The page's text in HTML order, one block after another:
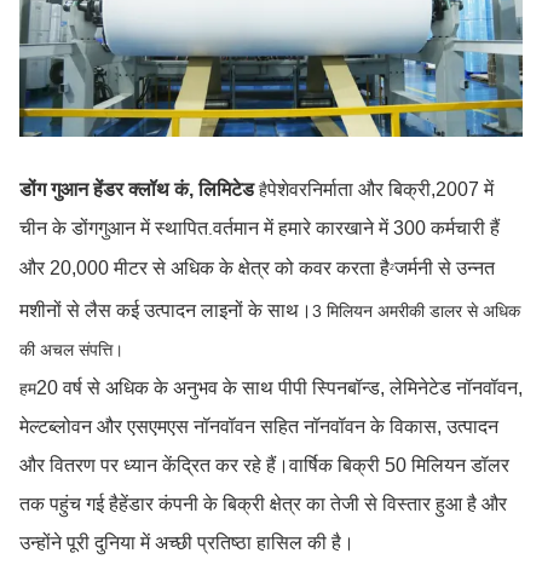
डोंग गुआन हेंडर क्लॉथ कं, लिमिटेड हैपेशेवरनिर्माता और बिक्री,2007 में
चीन के डोंगगुआन में स्थापित.वर्तमान में हमारे कारखाने में 300 कर्मचारी हैं
और 20,000 मीटर से अधिक के क्षेत्र को कवर करता है2जर्मनी से उन्नत
मशीनों से लैस कई उत्पादन लाइनों के साथ। 3 मिलियन अमरीकी डालर से अधिक
की अचल संपत्ति।
हम20 वर्ष से अधिक के अनुभव के साथ पीपी स्पिनबॉन्ड, लेमिनेटेड नॉनवॉवन,
मेल्टब्लोवन और एसएमएस नॉनवॉवन सहित नॉनवॉवन के विकास, उत्पादन
और वितरण पर ध्यान केंद्रित कर रहे हैं।वार्षिक बिक्री 50 मिलियन डॉलर
तक पहुंच गई हैहेंडार कंपनी के बिक्री क्षेत्र का तेजी से विस्तार हुआ है और
उन्होंने पूरी दुनिया में अच्छी प्रतिष्ठा हासिल की है।